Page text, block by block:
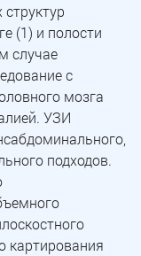
(1) и полости
случае
с
мозга
УЗИ
подходов.
картирования